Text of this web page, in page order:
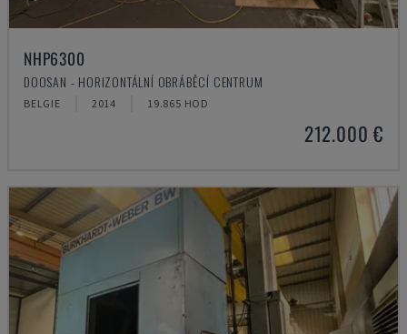
NHP6300
DOOSAN - HORIZONTÁLNÍ OBRÁBĚCÍ CENTRUM
BELGIE 2014 19.865 HOD
212.000 €